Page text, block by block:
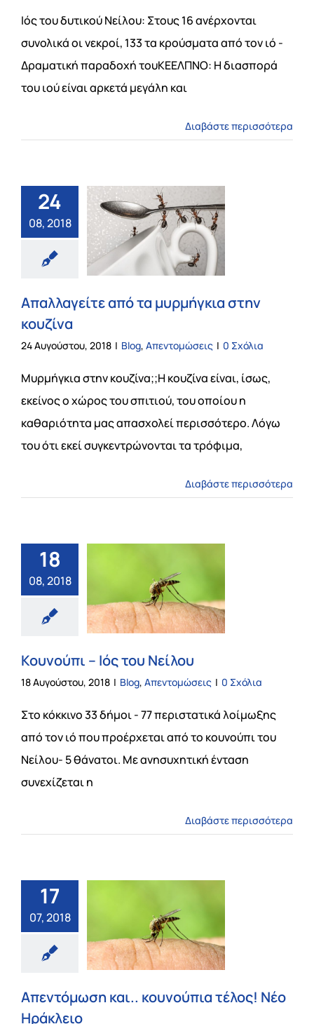
Ιός του δυτικού Νείλου: Στους 16 ανέρχονται
συνολικά οι νεκροί, 133 τα κρούσματα από τον ιό -
Δραματική παραδοχή τουΚΕΕΛΠΝΟ: Η διασπορά
του ιού είναι αρκετά μεγάλη και
Διαβάστε περισσότερα
24
08, 2018
Απαλλαγείτε από τα μυρμήγκια στην
κουζίνα
24 Αυγούστου, 2018 | Blog, Απεντομώσεις | 0 Σχόλια
Μυρμήγκια στην κουζίνα;;Η κουζίνα είναι, ίσως,
εκείνος ο χώρος του σπιτιού, του οποίου η
καθαριότητα μας απασχολεί περισσότερο. Λόγω
του ότι εκεί συγκεντρώνονται τα τρόφιμα,
Διαβάστε περισσότερα
18
08, 2018
Κουνούπι – Ιός του Νείλου
18 Αυγούστου, 2018 | Blog, Απεντομώσεις | 0 Σχόλια
Στο κόκκινο 33 δήμοι - 77 περιστατικά λοίμωξης
από τον ιό που προέρχεται από το κουνούπι του
Νείλου- 5 θάνατοι. Με ανησυχητική ένταση
συνεχίζεται η
Διαβάστε περισσότερα
17
07, 2018
Απεντόμωση και.. κουνούπια τέλος! Νέο
Ηράκλειο